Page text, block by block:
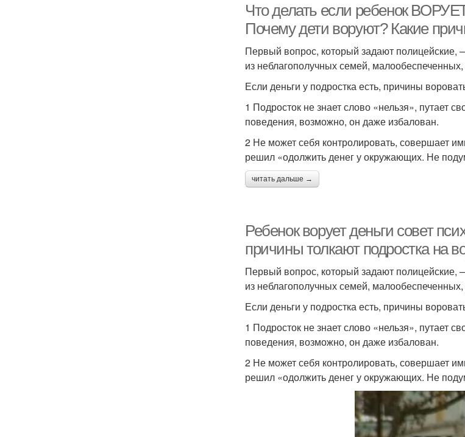
Что делать если ребенок
Почему дети воруют? Какие
Первый вопрос, который задают полицейские,
из неблагополучных семей,
Если деньги у подростка есть, причины
1 Подросток не знает слово «нельзя», путает
поведения, возможно, он даже избалован.
2 Не может себя контролировать, совершает
решил «одолжить денег у окружающих. Не
читать дальше →
Ребенок ворует деньги совет
причины толкают подростка на
Первый вопрос, который задают полицейские,
из неблагополучных семей,
Если деньги у подростка есть, причины
1 Подросток не знает слово «нельзя», путает
поведения, возможно, он даже избалован.
2 Не может себя контролировать, совершает
решил «одолжить денег у окружающих. Не